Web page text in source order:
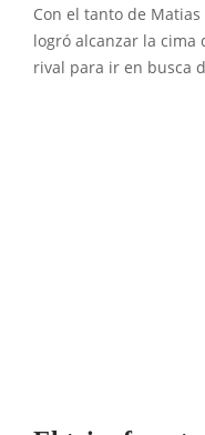
Con el tanto de
logró alcanzar la cima
rival para ir en busca